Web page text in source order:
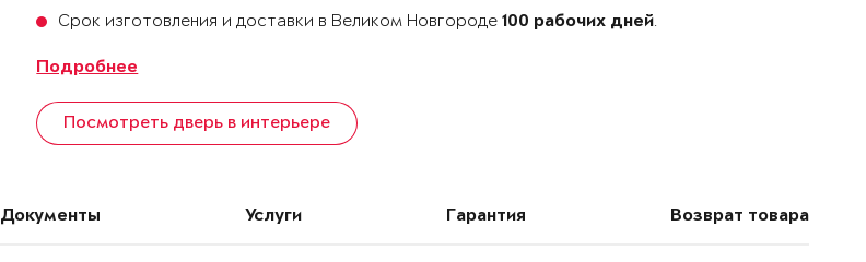
Срок изготовления и доставки в Великом Новгороде100 рабочих дней.
Подробнее
Посмотреть дверь в интерьере
Документы Услуги Гарантия Возврат товара